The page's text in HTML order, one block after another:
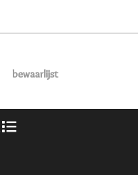
bewaarlijst